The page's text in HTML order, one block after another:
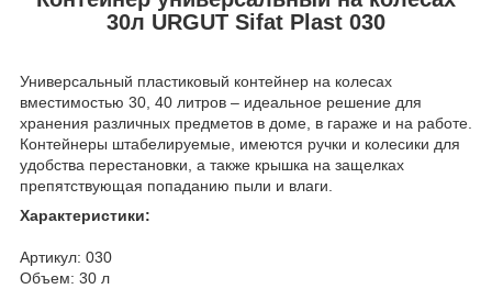
30л URGUT Sifat Plast 030
Универсальный пластиковый контейнер на колесах
вместимостью 30, 40 литров – идеальное решение для
хранения различных предметов в доме, в гараже и на работе.
Контейнеры штабелируемые, имеются ручки и колесики для
удобства перестановки, а также крышка на защелках
препятствующая попаданию пыли и влаги.
Характеристики:
Артикул: 030
Объем: 30 л